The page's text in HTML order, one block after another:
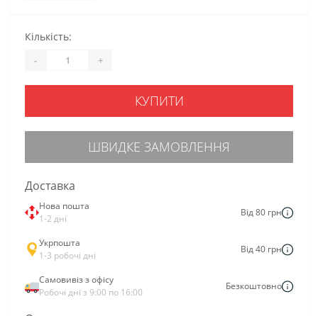
Кількість:
- +
КУПИТИ
ШВИДКЕ ЗАМОВЛЕННЯ
Доставка
Нова пошта
1-2 дні
Від 80 грн
Укрпошта
1-3 робочі дні
Від 40 грн
Самовивіз з офісу
Робочі дні з 9:00 по 16:00
Безкоштовно